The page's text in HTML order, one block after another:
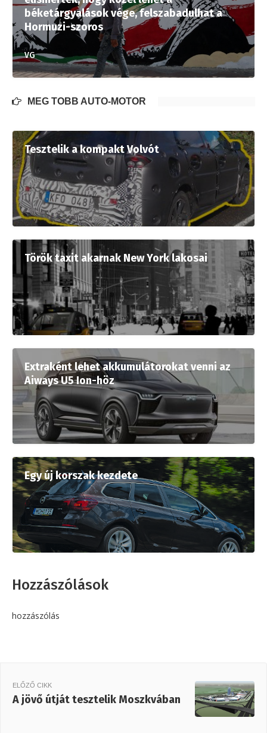
béketárgyalások vége, felszabadulhat a
Hormuzi-szoros
VG
MÉG TÖBB AUTÓ-MOTOR
Tesztelik a kompakt Volvót
Török taxit akarnak New York lakosai
Extraként lehet akkumulátorokat venni az
Aiways U5 Ion-höz
Egy új korszak kezdete
Hozzászólások
hozzászólás
ELŐZŐ CIKK
A jövő útját tesztelik Moszkvában